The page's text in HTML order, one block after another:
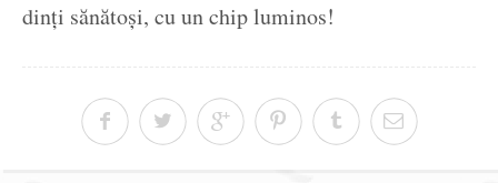
dinți sănătoși, cu un chip luminos!